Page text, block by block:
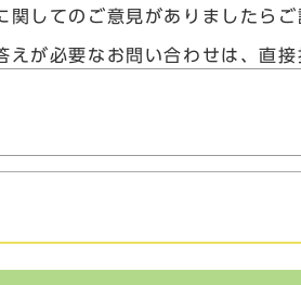
関してのご意見がありましたらご
えが必要なお問い合わせは、直